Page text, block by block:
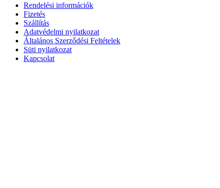
Rendelési információk
Fizetés
Szállítás
Adatvédelmi nyilatkozat
Általános Szerződési Feltételek
Süti nyilatkozat
Kapcsolat